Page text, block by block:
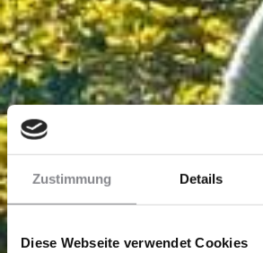
Zustimmung Details
Diese Webseite verwendet Cookies